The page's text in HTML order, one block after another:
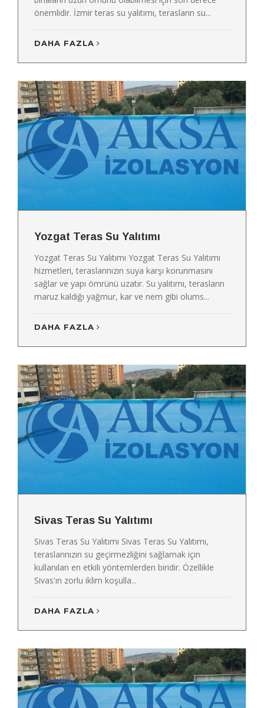
önemlidir. İzmir teras su yalıtımı, terasların su...
DAHA FAZLA
Yozgat Teras Su Yalıtımı
Yozgat Teras Su Yalıtımı Yozgat Teras Su Yalıtımı
hizmetleri, teraslarınızın suya karşı korunmasını
sağlar ve yapı ömrünü uzatır. Su yalıtımı, terasların
maruz kaldığı yağmur, kar ve nem gibi olums...
DAHA FAZLA
Sivas Teras Su Yalıtımı
Sivas Teras Su Yalıtımı Sivas Teras Su Yalıtımı,
teraslarınızın su geçirmezliğini sağlamak için
kullanılan en etkili yöntemlerden biridir. Özellikle
Sivas'ın zorlu iklim koşulla...
DAHA FAZLA